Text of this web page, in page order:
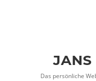
Das persönliche